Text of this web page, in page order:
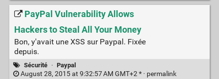
PayPal Vulnerability Allows
Hackers to Steal All Your Money
Bon, y'avait une XSS sur Paypal. Fixée
depuis.
Sécurité · Paypal
August 28, 2015 at 9:32:57 AM GMT+2 * · permalink